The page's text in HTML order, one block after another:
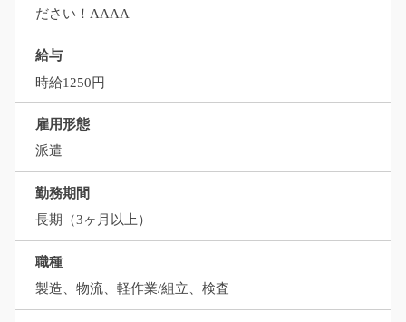
ださい！AAAA
給与
時給1250円
雇用形態
派遣
勤務期間
長期（3ヶ月以上）
職種
製造、物流、軽作業/組立、検査